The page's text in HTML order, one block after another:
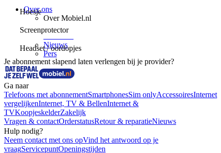
Over ons
Over Mobiel.nl
Over ons
Nieuws
Pers
Hoesje
Screenprotector
Headset / oordopjes
Je abonnement slapend laten verlengen bij je provider?
Ga naar
Telefoons met abonnementSmartphonesSim onlyAccessoiresInternet
vergelijkenInternet, TV & BellenInternet &
TVKoopjeskelderZakelijk
Vragen & contactOrderstatusRetour & reparatieNieuws
Hulp nodig?
Neem contact met ons opVind het antwoord op je
vraagServicepuntOpeningstijden